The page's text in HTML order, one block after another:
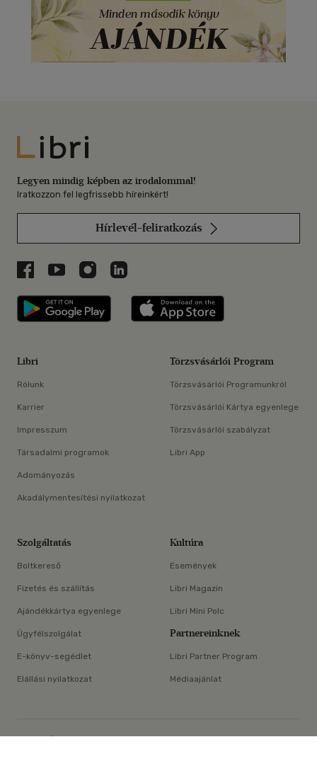
×
Libri
Legyen mindig képben az irodalommal!
Iratkozzon fel legfrissebb híreinkért!
Hírlevél-feliratkozás
Libri a Facebookon
Libri a Youtube-on
Libri az Instagramon
Libri a LinkedInen
Libri applikáció Szerezd meg: Google
Libri
Rólunk
Karrier
Impresszum
Társadalmi programok
Adományozás
Akadálymentesítési nyilatkozat
Törzsvásárlói Program
Törzsvásárlói Programunkról
Törzsvásárlói Kártya egyenlege
Törzsvásárlói szabályzat
Libri App
Szolgáltatás
Boltkereső
Fizetés és szállítás
Ajándékkártya egyenlege
Ügyfélszolgálat
E-könyv-segédlet
Elállási nyilatkozat
Kultúra
Események
Libri Magazin
Libri Mini Polc
Partnereinknek
Libri Partner Program
Médiaajánlat